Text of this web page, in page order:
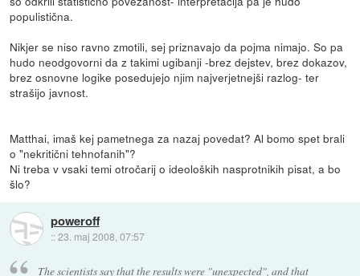
populistična.
Nikjer se niso ravno zmotili, sej priznavajo da pojma nimajo. So pa
hudo neodgovorni da z takimi ugibanji -brez dejstev, brez dokazov,
brez osnovne logike posedujejo njim najverjetnejši razlog- ter
strašijo javnost.
Matthai, imaš kej pametnega za nazaj povedat? Al bomo spet brali
o "nekritični tehnofanih"?
Ni treba v vsaki temi otročarij o ideoloških nasprotnikih pisat, a bo
šlo?
poweroff
::23. maj 2008, 07:57
The scientists say that the results were "unexpected", and that